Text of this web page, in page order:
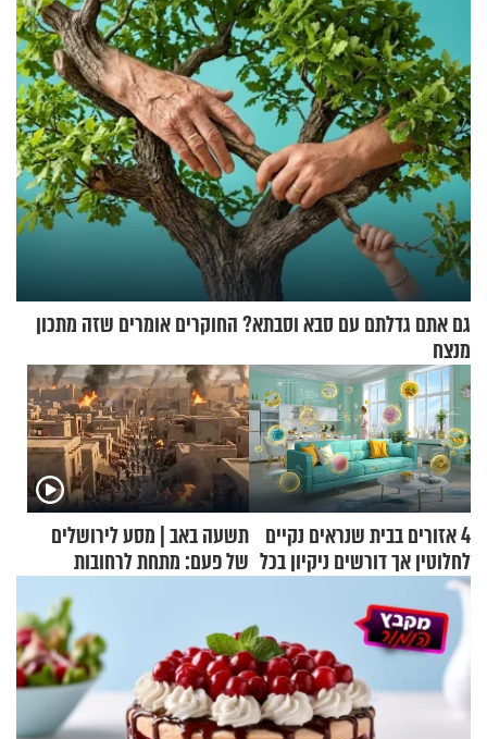
גם אתם גדלתם עם סבא וסבתא? החוקרים אומרים שזה מתכון
מנצח
4 אזורים בבית שנראים נקיים
לחלוטין אך דורשים ניקיון בכל
סוף שבוע
תשעה באב | מסע לירושלים
של פעם: מתחת לרחובות